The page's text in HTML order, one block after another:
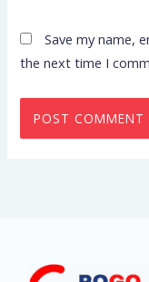
Save my name,
the next time I